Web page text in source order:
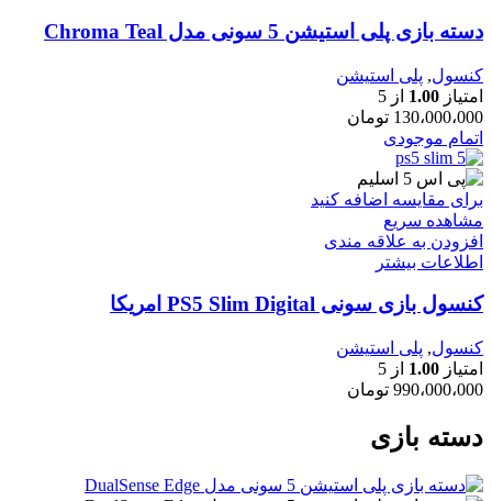
دسته بازی پلی استیشن 5 سونی مدل Chroma Teal
کنسول, پلی استیشن
امتیاز 1.00 از 5
130،000،000 تومان
اتمام موجودی
برای مقایسه اضافه کنید
مشاهده سریع
افزودن به علاقه مندی
اطلاعات بیشتر
کنسول بازی سونی PS5 Slim Digital امریکا
کنسول, پلی استیشن
امتیاز 1.00 از 5
990،000،000 تومان
دسته بازی